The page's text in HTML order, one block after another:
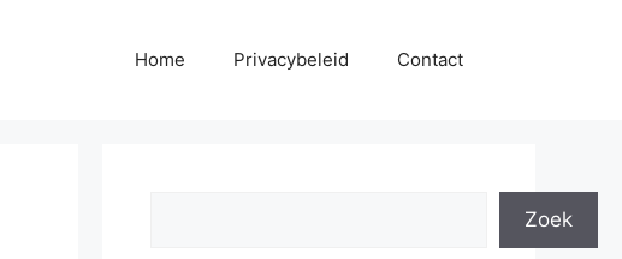
Home Privacybeleid Contact
Zoek